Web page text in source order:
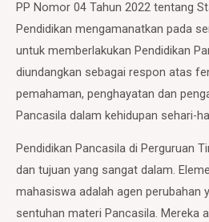
PP Nomor 04 Tahun 2022 tentang
Pendidikan mengamanatkan pada
untuk memberlakukan Pendidikan
diundangkan sebagai respon atas
pemahaman, penghayatan dan
Pancasila dalam kehidupan sehari-
Pendidikan Pancasila di Perguruan
dan tujuan yang sangat dalam.
mahasiswa adalah agen perubahan
sentuhan materi Pancasila. Mereka